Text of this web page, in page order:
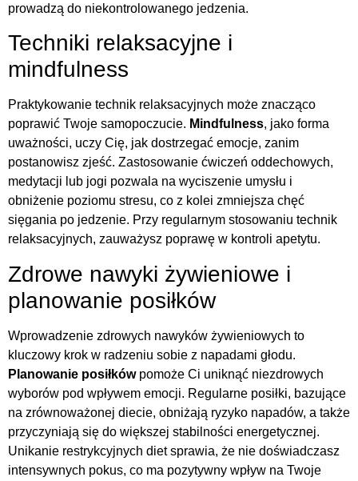
prowadzą do niekontrolowanego jedzenia.
Techniki relaksacyjne i
mindfulness
Praktykowanie technik relaksacyjnych może znacząco
poprawić Twoje samopoczucie. Mindfulness, jako forma
uważności, uczy Cię, jak dostrzegać emocje, zanim
postanowisz zjeść. Zastosowanie ćwiczeń oddechowych,
medytacji lub jogi pozwala na wyciszenie umysłu i
obniżenie poziomu stresu, co z kolei zmniejsza chęć
sięgania po jedzenie. Przy regularnym stosowaniu technik
relaksacyjnych, zauważysz poprawę w kontroli apetytu.
Zdrowe nawyki żywieniowe i
planowanie posiłków
Wprowadzenie zdrowych nawyków żywieniowych to
kluczowy krok w radzeniu sobie z napadami głodu.
Planowanie posiłkówpomoże Ci uniknąć niezdrowych
wyborów pod wpływem emocji. Regularne posiłki, bazujące
na zrównoważonej diecie, obniżają ryzyko napadów, a także
przyczyniają się do większej stabilności energetycznej.
Unikanie restrykcyjnych diet sprawia, że nie doświadczasz
intensywnych pokus, co ma pozytywny wpływ na Twoje